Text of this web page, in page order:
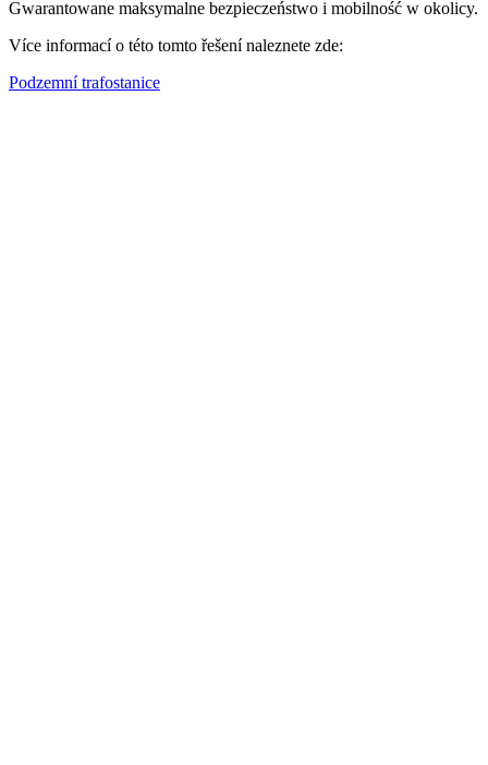
Gwarantowane maksymalne bezpieczeństwo i mobilność w okolicy.
Více informací o této tomto řešení naleznete zde:
Podzemní trafostanice